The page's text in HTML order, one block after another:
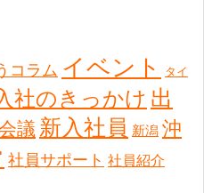
コラム イベント タイ
社のきっかけ 出
議 新入社員 新潟 沖
社員サポート 社員紹介